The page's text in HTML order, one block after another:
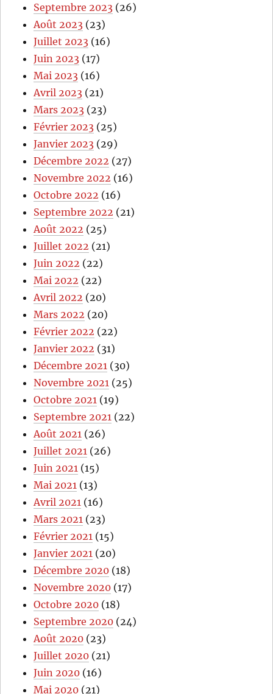
Septembre 2023 (26)
Août 2023 (23)
Juillet 2023 (16)
Juin 2023 (17)
Mai 2023 (16)
Avril 2023 (21)
Mars 2023 (23)
Février 2023 (25)
Janvier 2023 (29)
Décembre 2022 (27)
Novembre 2022 (16)
Octobre 2022 (16)
Septembre 2022 (21)
Août 2022 (25)
Juillet 2022 (21)
Juin 2022 (22)
Mai 2022 (22)
Avril 2022 (20)
Mars 2022 (20)
Février 2022 (22)
Janvier 2022 (31)
Décembre 2021 (30)
Novembre 2021 (25)
Octobre 2021 (19)
Septembre 2021 (22)
Août 2021 (26)
Juillet 2021 (26)
Juin 2021 (15)
Mai 2021 (13)
Avril 2021 (16)
Mars 2021 (23)
Février 2021 (15)
Janvier 2021 (20)
Décembre 2020 (18)
Novembre 2020 (17)
Octobre 2020 (18)
Septembre 2020 (24)
Août 2020 (23)
Juillet 2020 (21)
Juin 2020 (16)
Mai 2020 (21)